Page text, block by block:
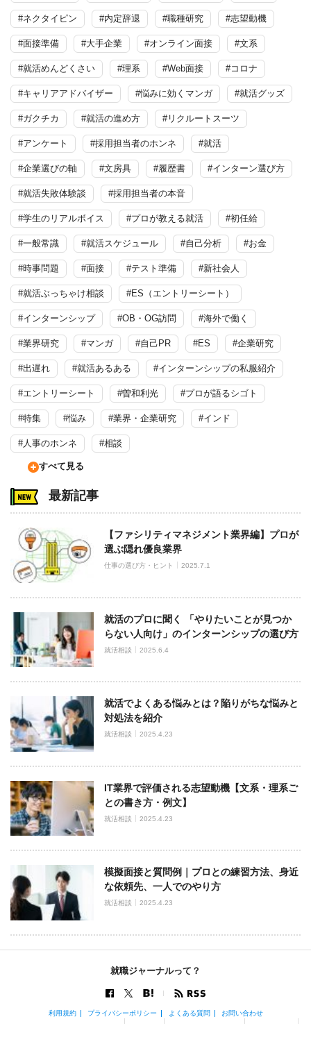
#ネクタイピン #内定辞退 #職種研究 #志望動機
#面接準備 #大手企業 #オンライン面接 #文系
#就活めんどくさい #理系 #Web面接 #コロナ
#キャリアアドバイザー #悩みに効くマンガ #就活グッズ
#ガクチカ #就活の進め方 #リクルートスーツ
#アンケート #採用担当者のホンネ #就活
#企業選びの軸 #文房具 #履歴書 #インターン選び方
#就活失敗体験談 #採用担当者の本音
#学生のリアルボイス #プロが教える就活 #初任給
#一般常識 #就活スケジュール #自己分析 #お金
#時事問題 #面接 #テスト準備 #新社会人
#就活ぶっちゃけ相談 #ES（エントリーシート）
#インターンシップ #OB・OG訪問 #海外で働く
#業界研究 #マンガ #自己PR #ES #企業研究
#出遅れ #就活あるある #インターンシップの私服紹介
#エントリーシート #曽和利光 #プロが語るシゴト
#特集 #悩み #業界・企業研究 #インド
#人事のホンネ #相談
すべて見る
最新記事
【ファシリティマネジメント業界編】プロが
選ぶ隠れ優良業界
仕事の選び方・ヒント 2025.7.1
就活のプロに聞く 「やりたいことが見つか
らない人向け」のインターンシップの選び方
就活相談 2025.6.4
就活でよくある悩みとは？陥りがちな悩みと
対処法を紹介
就活相談 2025.4.23
IT業界で評価される志望動機【文系・理系ご
との書き方・例文】
就活相談 2025.4.23
模擬面接と質問例｜プロとの練習方法、身近
な依頼先、一人でのやり方
就活相談 2025.4.23
就職ジャーナルって？
利用規約 プライバシーポリシー よくある質問 お問い合わせ